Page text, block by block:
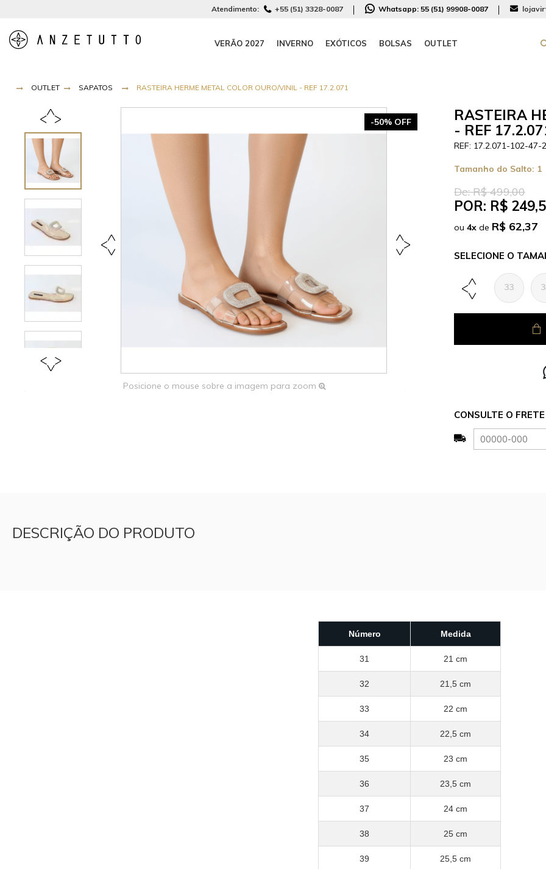
Atendimento: +55 (51) 3328-0087 Whatsapp: 55 (51) 99908-0087
VERÃO 2027 INVERNO EXÓTICOS BOLSAS OUTLET
OUTLET SAPATOS RASTEIRA HERME METAL COLOR OURO/VINIL - REF 17.2.071
-50% OFF
Posicione o mouse sobre a imagem para zoom
RASTEIRA
- REF
17.2.071-102-47-
Tamanho do Salto: 1
De:R$ 499,00
POR: R$
ou4x de R$ 62,37
33
CONSULTE O
DESCRIÇÃO DO PRODUTO
Número Medida
31 21 cm
32 21,5 cm
33 22 cm
34 22,5 cm
35 23 cm
36 23,5 cm
37 24 cm
38 25 cm
39 25,5 cm